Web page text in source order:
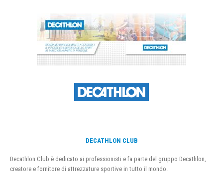
DECATHLON CLUB
Decathlon Club è dedicato ai professionisti e fa parte del gruppo Decathlon,
creatore e fornitore di attrezzature sportive in tutto il mondo.